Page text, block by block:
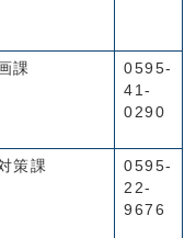
課
0595-
41-
0290
策課
0595-
22-
9676